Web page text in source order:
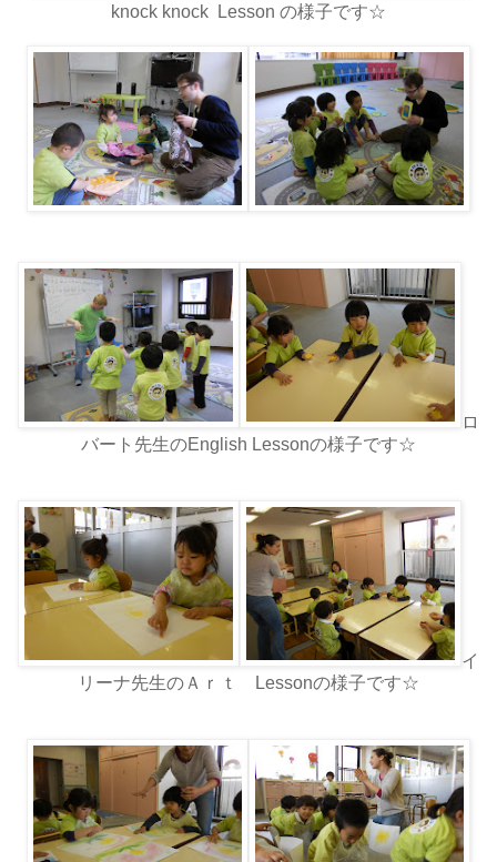
knock knock Lesson の様子です☆
ロ
バート先生のEnglish Lessonの様子です☆
イ
リーナ先生のＡｒｔ Lessonの様子です☆